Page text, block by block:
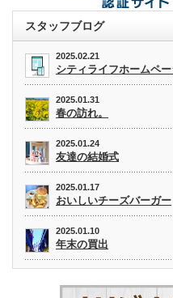
スタッフブログ
2025.02.21
シティライフホームペ
2025.01.31
春の訪れ。
2025.01.24
友達の結婚式
2025.01.17
おいしいチーズバーガー
2025.01.10
年末の買出